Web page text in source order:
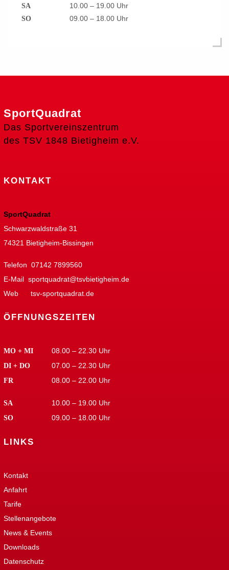
SA 10.00 – 19.00 Uhr
SO 09.00 – 18.00 Uhr
SportQuadrat
Das Sportvereinszentrum
des TSV 1848 Bietigheim e.V.
KONTAKT
SportQuadrat
Schwarzwaldstraße 31
74321 Bietigheim-Bissingen
Telefon 07142 7899560
E-Mail sportquadrat@tsvbietigheim.de
Web tsv-sportquadrat.de
ÖFFNUNGSZEITEN
MO + MI 08.00 – 22.30 Uhr
DI + DO 07.00 – 22.30 Uhr
FR 08.00 – 22.00 Uhr
SA 10.00 – 19.00 Uhr
SO 09.00 – 18.00 Uhr
LINKS
Kontakt
Anfahrt
Tarife
Stellenangebote
News & Events
Downloads
Datenschutz